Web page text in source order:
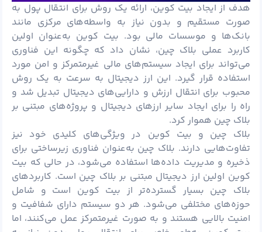
هدف از ایجاد بیت کوین، ارائه یک روش برای انتقال پول به
صورت مستقیم و بدون نیاز به واسطه‌های مرکزی مانند
بانک‌ها و موسسات مالی بود. بیت کوین به‌عنوان اولین
کاربرد عملی بلاک چین، نشان داد که چگونه این فناوری
می‌تواند برای ایجاد سیستم‌های مالی غیرمتمرکز و امن مورد
استفاده قرار گیرد. این ارز دیجیتال به سرعت به یک روش
محبوب برای انتقال ارزش و دارایی‌های دیجیتال تبدیل شد و
راه را برای ایجاد سایر ارزهای دیجیتال و پروژه‌های مبتنی بر
بلاک چین هموار کرد.
بلاک چین و بیت کوین در ویژگی‌های کلیدی خود نیز
تفاوت‌هایی دارند. بلاک چین به‌عنوان فناوری زیرساختی برای
ذخیره و مدیریت داده‌ها استفاده می‌شود، در حالی که بیت
کوین اولین ارز دیجیتال مبتنی بر بلاک چین است. کاربردهای
بلاک چین بسیار گسترده‌تر از بیت کوین است و شامل
حوزه‌های مختلفی می‌شود. هر دو سیستم دارای شفافیت و
امنیت بالایی هستند و به صورت غیرمتمرکز عمل می‌کنند، اما